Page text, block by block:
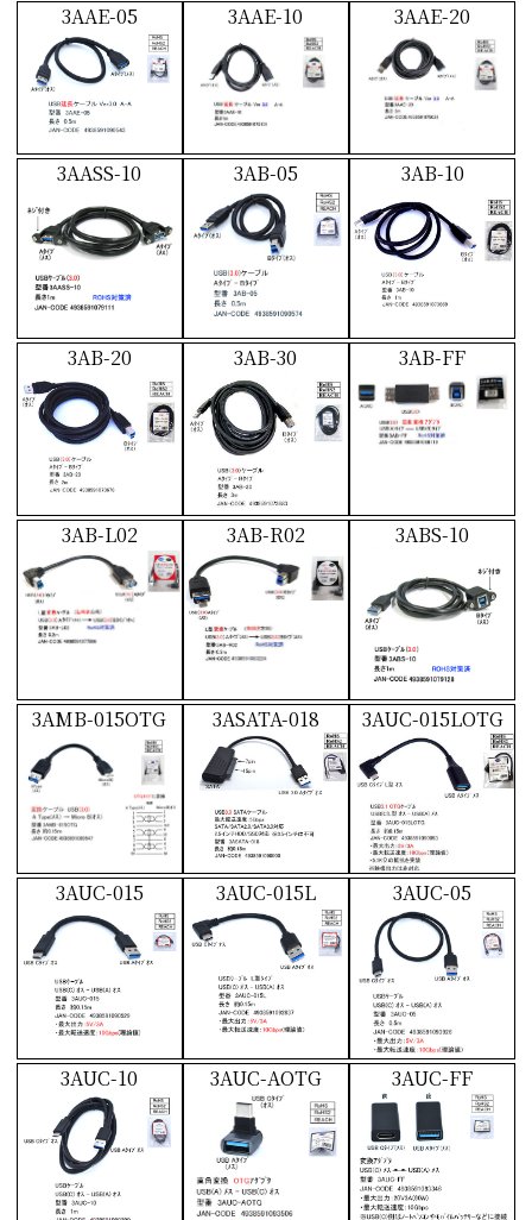
3AAE-05 3AAE-10 3AAE-20
3AASS-10 3AB-05 3AB-10
3AB-20 3AB-30 3AB-FF
3AB-L02 3AB-R02 3ABS-10
3AMB-015OTG 3ASATA-018 3AUC-015LOTG
3AUC-015 3AUC-015L 3AUC-05
3AUC-10 3AUC-AOTG 3AUC-FF